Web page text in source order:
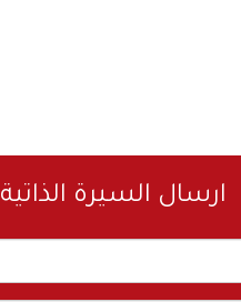
ارسال السيرة الذاتية